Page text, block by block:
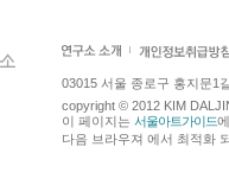
03015 서울 종로구 홍지문1
copyright © 2012 KIM
이 페이지는 서울아트가이드
다음 브라우져 에서 최적화